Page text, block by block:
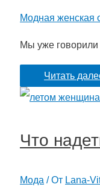
размеров:
10
модных
образов
Модная женская
Мы уже
О
последних
уличного
Стильные
Читать
Что
Мода / От Lana-